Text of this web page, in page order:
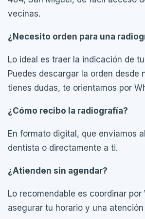
vecinas.
¿Necesito orden para una
Lo ideal es traer la indicación de
Puedes descargar la orden desde
tienes dudas, te orientamos por
¿Cómo recibo la radiografía?
En formato digital, que enviamos
dentista o directamente a ti.
¿Atienden sin agendar?
Lo recomendable es coordinar por
asegurar tu horario y una